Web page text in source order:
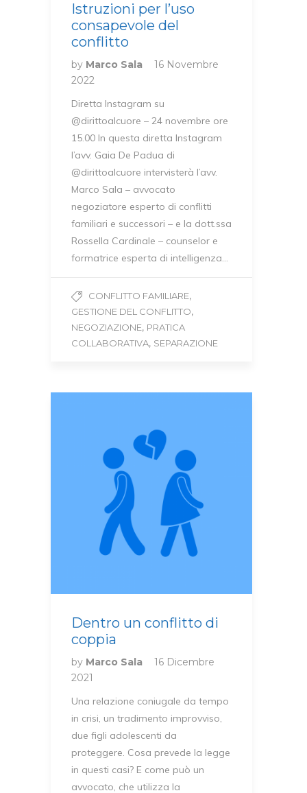
Istruzioni per l’uso
consapevole del
conflitto
by Marco Sala
16 Novembre
2022
Diretta Instagram su
@dirittoalcuore – 24 novembre ore
15.00 In questa diretta Instagram
l’avv. Gaia De Padua di
@dirittoalcuore intervisterà l’avv.
Marco Sala – avvocato
negoziatore esperto di conflitti
familiari e successori – e la dott.ssa
Rossella Cardinale – counselor e
formatrice esperta di intelligenza…
CONFLITTO FAMILIARE,
GESTIONE DEL CONFLITTO,
NEGOZIAZIONE, PRATICA
COLLABORATIVA, SEPARAZIONE
Dentro un conflitto di
coppia
by Marco Sala
16 Dicembre
2021
Una relazione coniugale da tempo
in crisi, un tradimento improvviso,
due figli adolescenti da
proteggere. Cosa prevede la legge
in questi casi? E come può un
avvocato, che utilizza la